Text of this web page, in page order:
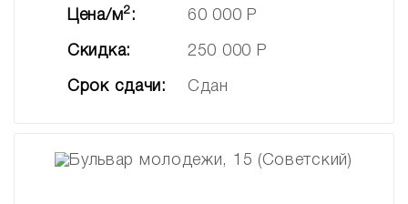
Цена/м2: 60 000 Р
Скидка: 250 000 Р
Срок сдачи: Сдан